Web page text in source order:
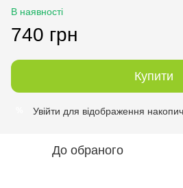
В наявності
740 грн
Купити
Увійти для відображення
До обраного